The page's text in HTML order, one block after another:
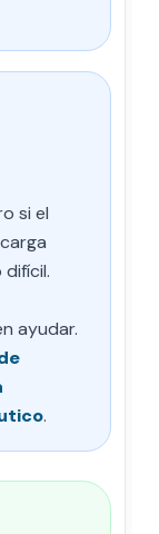
si el
ayudar.
.